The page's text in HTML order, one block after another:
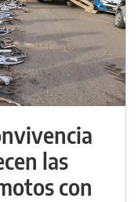
las
con